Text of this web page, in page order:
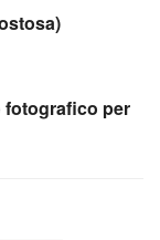
fotografico per